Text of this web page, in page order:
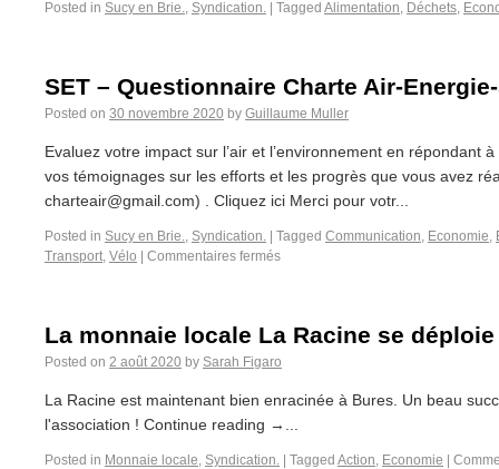
Posted in Sucy en Brie., Syndication. Tagged Alimentation, Déchets,
SET – Questionnaire Charte Air-
Posted on 30 novembre 2020 by Guillaume Muller
Evaluez votre impact sur l’air et l’environnement en répondant
vos témoignages sur les efforts et les progrès que vous avez
charteair@gmail.com) . Cliquez ici Merci pour votr...
Posted in Sucy en Brie., Syndication. Tagged Communication, Economie,
Transport, Vélo Commentaires fermés
La monnaie locale La Racine se
Posted on 2 août 2020 by Sarah Figaro
La Racine est maintenant bien enracinée à Bures. Un beau
l'association ! Continue reading →...
Posted in Monnaie locale, Syndication. Tagged Action, Economie